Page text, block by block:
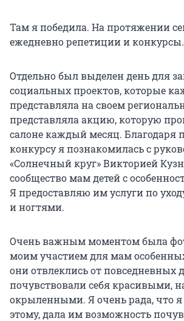
Там я победила. На протяжении
ежедневно репетиции и конкурсы.
Отдельно был выделен день для
социальных проектов, которые
представляла на своем
представляла акцию, которую
салоне каждый месяц. Благодаря
конкурсу я познакомилась с
«Солнечный круг» Викторией
сообщество мам детей с
Я предоставляю им услуги по
и ногтями.
Очень важным моментом была
моим участием для мам
они отвлеклись от повседневных
почувствовали себя красивыми,
окрыленными. Я очень рада, что
этому, дала им возможность